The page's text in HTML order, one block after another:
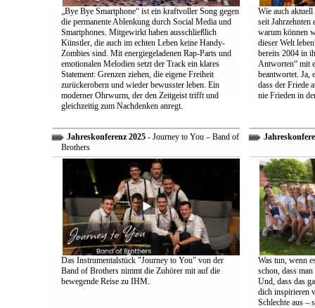
„Bye Bye Smartphone“ ist ein kraftvoller Song gegen
die permanente Ablenkung durch Social Media und
Smartphones. Mitgewirkt haben ausschließlich
Künstler, die auch im echten Leben keine Handy-
Zombies sind. Mit energiegeladenen Rap-Parts und
emotionalen Melodien setzt der Track ein klares
Statement: Grenzen ziehen, die eigene Freiheit
zurückerobern und wieder bewusster leben. Ein
moderner Ohrwurm, der den Zeitgeist trifft und
gleichzeitig zum Nachdenken anregt.
Wie auch
seit Jahrzehnten
warum können
dieser Welt
bereits 2004 in
Antworten“ mit
beantwortet. Ja,
dass der Friede
nie Frieden in
Jahreskonferenz 2025- Journey to You – Band of
Brothers
Das Instrumentalstück "Journey to You" von der
Band of Brothers nimmt die Zuhörer mit auf die
bewegende Reise zu IHM.
Was tun, wenn
schon, dass
Und, dass das
dich inspirieren
Schlechte aus –